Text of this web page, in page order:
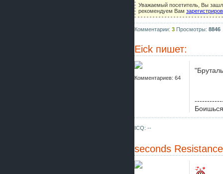
Уважаемый посетитель, Вы
рекомендуем Вам
Комментарии: 3 Просмотры: 8846
Eick пишет:
Комментариев: 64
ICQ: --
seconds Resistance